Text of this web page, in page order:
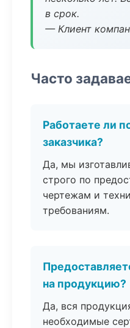
в срок.
— Клиент
Часто
Работаете ли
заказчика?
Да, мы
строго по
чертежам и
требованиям.
на продукцию?
Да, вся
необходимые